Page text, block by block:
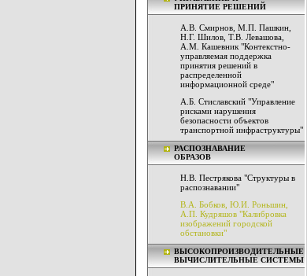
ПРИНЯТИЕ РЕШЕНИЙ
А.В. Смирнов, М.П. Пашкин,
Н.Г. Шилов, Т.В. Левашова,
А.М. Кашевник "Контекстно-
управляемая поддержка
принятия решений в
распределенной
информационной среде"
А.Б. Стиславский "Управление
рисками нарушения
безопасности объектов
транспортной инфраструктуры"
РАСПОЗНАВАНИЕ
ОБРАЗОВ
Н.В. Пестрякова "Структуры в
распознавании"
В.А. Бобков, Ю.И. Роньшин,
А.П. Кудряшов "Калибровка
изображений городской
обстановки"
ВЫСОКОПРОИЗВОДИТЕЛЬНЫЕ
ВЫЧИСЛИТЕЛЬНЫЕ СИСТЕМЫ